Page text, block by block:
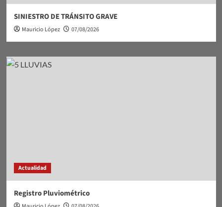
SINIESTRO DE TRÁNSITO GRAVE
Mauricio López 07/08/2026
Actualidad
Registro Pluviométrico